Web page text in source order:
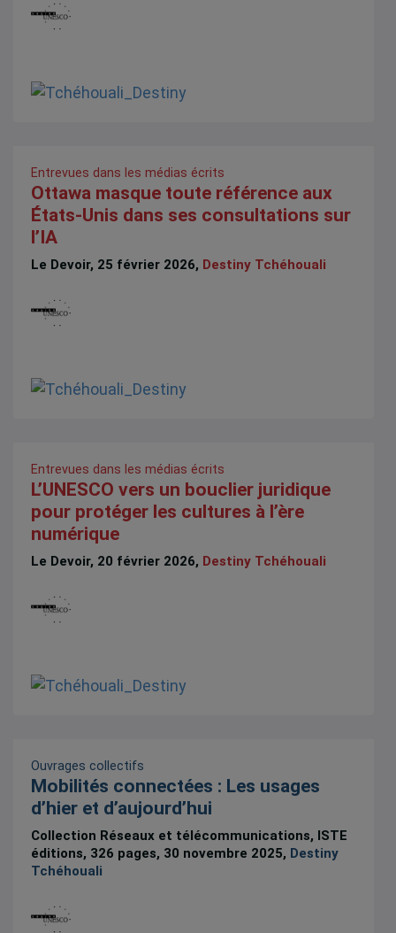
Entrevues dans les médias écrits
Ottawa masque toute référence aux
États-Unis dans ses consultations sur
l’IA
Le Devoir, 25 février 2026, Destiny Tchéhouali
Entrevues dans les médias écrits
L’UNESCO vers un bouclier juridique
pour protéger les cultures à l’ère
numérique
Le Devoir, 20 février 2026, Destiny Tchéhouali
Ouvrages collectifs
Mobilités connectées : Les usages
d’hier et d’aujourd’hui
Collection Réseaux et télécommunications, ISTE
éditions, 326 pages, 30 novembre 2025, Destiny
Tchéhouali